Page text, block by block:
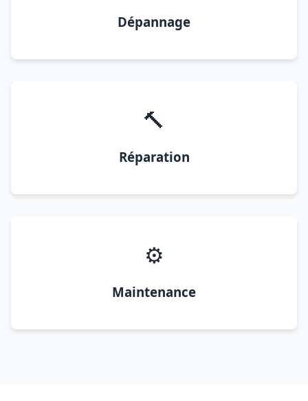
Dépannage
🔨
Réparation
⚙️
Maintenance